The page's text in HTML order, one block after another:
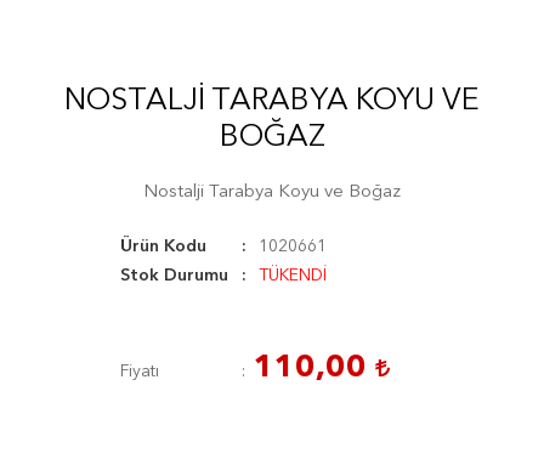
NOSTALJI TARABYA KOYU VE
BOĞAZ
Nostalji Tarabya Koyu ve Boğaz
Ürün Kodu
1020661
Stok Durumu
TÜKENDİ
Fiyatı 110,00